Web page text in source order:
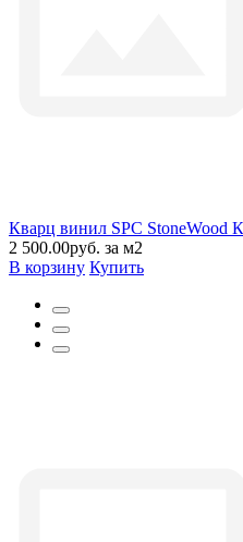
Кварц винил SPC StoneWood
2 500.00руб. за м2
В корзину Купить